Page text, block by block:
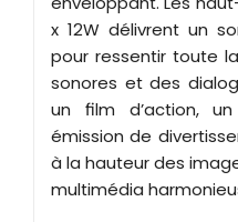
x 12W délivrent un
pour ressentir toute
sonores et des
un film d’action,
émission de
à la hauteur des
multimédia